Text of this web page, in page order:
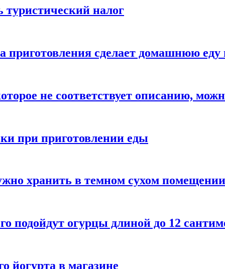
налог
приготовления сделает домашнюю еду
не соответствует описанию,
при приготовлении еды
хранить в темном сухом помещении
подойдут огурцы длиной до 12
йогурта в магазине